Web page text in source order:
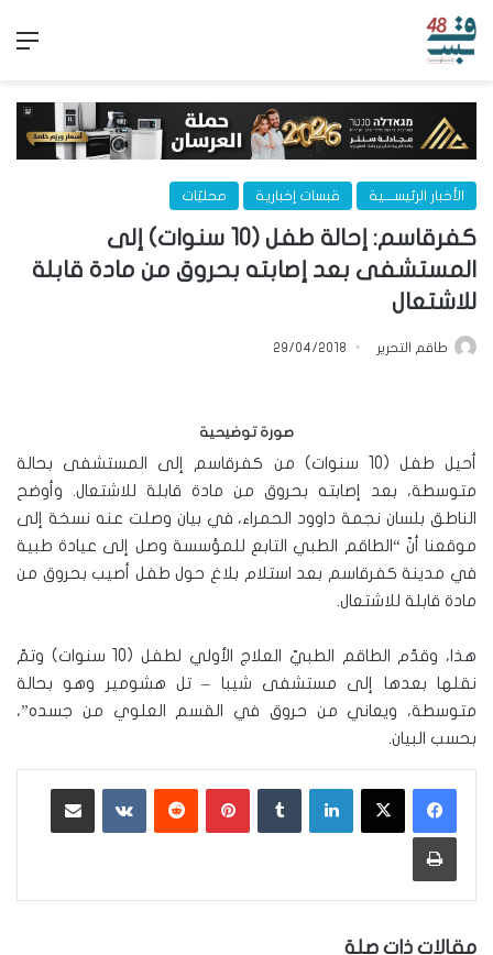
الأخبار الرئيســـية قبسات إخبارية محليّات
كفرقاسم: إحالة طفل (10 سنوات) إلى
المستشفى بعد إصابته بحروق من مادة قابلة
للاشتعال
طاقم التحرير 29/04/2018
صورة توضيحية
أحيل طفل (10 سنوات) من كفرقاسم إلى المستشفى بحالة
متوسطة، بعد إصابته بحروق من مادة قابلة للاشتعال. وأوضح
الناطق بلسان نجمة داوود الحمراء، في بيان وصلت عنه نسخة إلى
موقعنا أنّ “الطاقم الطبي التابع للمؤسسة وصل إلى عيادة طبية
في مدينة كفرقاسم بعد استلام بلاغ حول طفل أصيب بحروق من
مادة قابلة للاشتعال.
هذا، وقدّم الطاقم الطبيّ العلاج الأولي لطفل (10 سنوات) وتمّ
نقلها بعدها إلى مستشفى شيبا – تل هشومير وهو بحالة
متوسطة، ويعاني من حروق في القسم العلوي من جسده”،
بحسب البيان.
لينكدإن بينتيريست ‏VKontakte
طباعة
مقالات ذات صلة